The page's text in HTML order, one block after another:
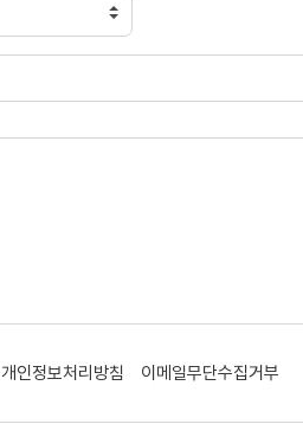
개인정보처리방침 이메일무단수집거부